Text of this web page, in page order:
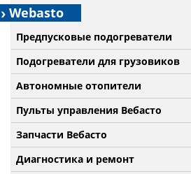
Webasto
Предпусковые подогреватели
Подогреватели для грузовиков
Автономные отопители
Пульты управления Вебасто
Запчасти Вебасто
Диагностика и ремонт